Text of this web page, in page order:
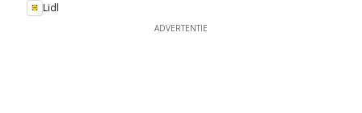
Lidl
ADVERTENTIE